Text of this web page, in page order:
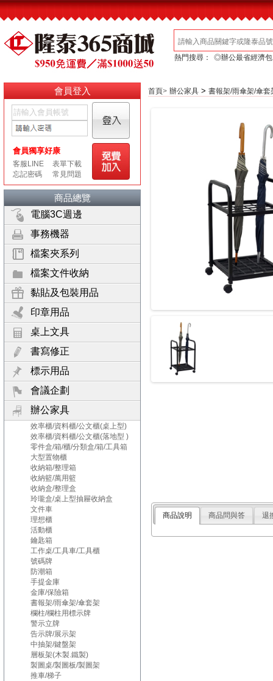
熱門搜尋： ◎辦公最省經濟包
會員登入
商品總覽
電腦3C週邊
事務機器
檔案夾系列
檔案文件收納
黏貼及包裝用品
印章用品
桌上文具
書寫修正
標示用品
會議企劃
辦公家具
效率櫃/資料櫃/公文櫃(桌上型)
效率櫃/資料櫃/公文櫃(落地型 )
零件盒/箱/櫃/分類盒/箱/工具箱
大型置物櫃
收納箱/整理箱
收納籃/萬用籃
收納盒/整理盒
玲瓏盒/桌上型抽屜收納盒
文件車
理想櫃
活動櫃
鑰匙箱
工作桌/工具車/工具櫃
號碼牌
防潮箱
手提金庫
金庫/保險箱
書報架/雨傘架/傘套架
欄柱/欄柱用標示牌
警示立牌
告示牌/展示架
中抽架/鍵盤架
層板架(木製.鐵製)
製圖桌/製圖板/製圖架
推車/梯子
首頁> 辦公家具 > 書報架/雨傘架/傘套
商品說明 商品問與答 退